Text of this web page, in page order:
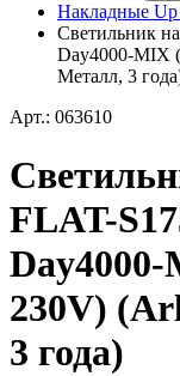
Накладные
Светильник
Day4000-MIX
Металл, 3
Арт.: 063610
FLAT-
230V)
3 года)